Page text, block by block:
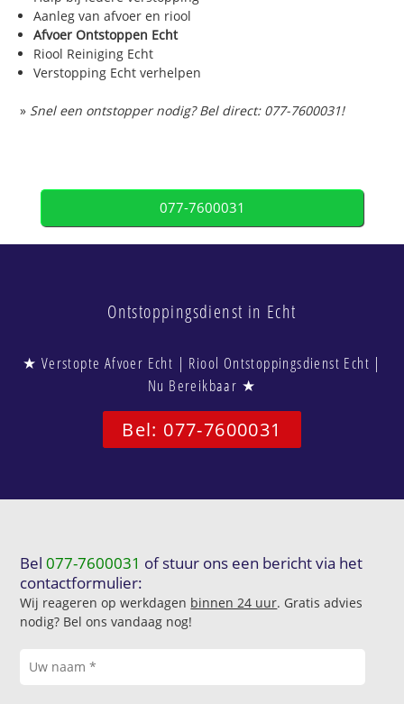
Aanleg van afvoer en riool
Afvoer Ontstoppen Echt
Riool Reiniging Echt
Verstopping Echt verhelpen
» Snel een ontstopper nodig? Bel direct: 077-7600031!
077-7600031
Ontstoppingsdienst in Echt
★ Verstopte Afvoer Echt | Riool Ontstoppingsdienst Echt |
Nu Bereikbaar ★
Bel: 077-7600031
Bel077-7600031 of stuur ons een bericht via het
contactformulier:
Wij reageren op werkdagen binnen 24 uur. Gratis advies
nodig? Bel ons vandaag nog!